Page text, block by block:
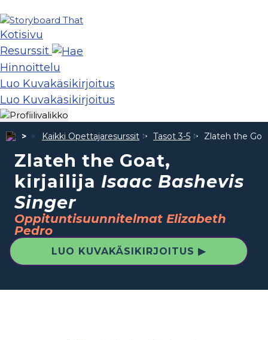
Kotisivu
Resurssit
Hinnoittelu
Luo Kuvakäsikirjoitus
Luo Kuvakäsikirjoitus
Kaikki Opettajaresurssit Tasot 3-5 Zlateh the
Zlateh the Goat,
kirjailija Isaac Bashevis
Singer
Oppituntisuunnitelmat Elizabeth
Pedro
LUO KUVAKÄSIKIRJOITUS ▶